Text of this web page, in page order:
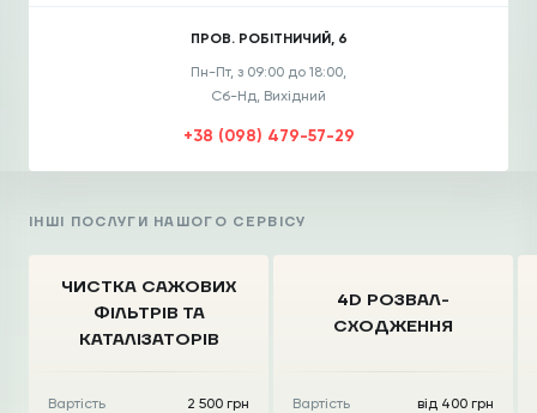
ПРОВ. РОБІТНИЧИЙ, 6
Пн-Пт, з 09:00 до 18:00,
Сб-Нд, Вихідний
+38 (098) 479-57-29
ІНШІ ПОСЛУГИ НАШОГО СЕРВІСУ
ЧИСТКА CАЖОВИХ
ФІЛЬТРІВ ТА
КАТАЛІЗАТОРІВ
Вартість
2 500 грн
4D РОЗВАЛ-
СХОДЖЕННЯ
Вартість
від 400 грн